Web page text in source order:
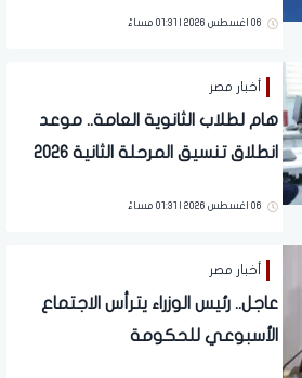
06 اغسطس 2026 | 01:31 مساءً
أخبار مصر
هام لطلاب الثانوية العامة.. موعد
انطلاق تنسيق المرحلة الثانية 2026
06 اغسطس 2026 | 01:31 مساءً
أخبار مصر
عاجل.. رئيس الوزراء يترأس الاجتماع
الأسبوعي للحكومة